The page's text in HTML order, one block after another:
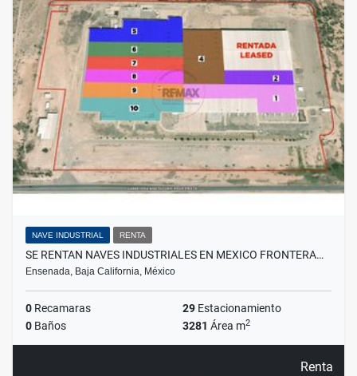
NAVE INDUSTRIAL RENTA
SE RENTAN NAVES INDUSTRIALES EN MEXICO FRONTERA…
Ensenada, Baja California, México
0 Recamaras 29 Estacionamiento
0 Baños 3281 Área m2
Renta